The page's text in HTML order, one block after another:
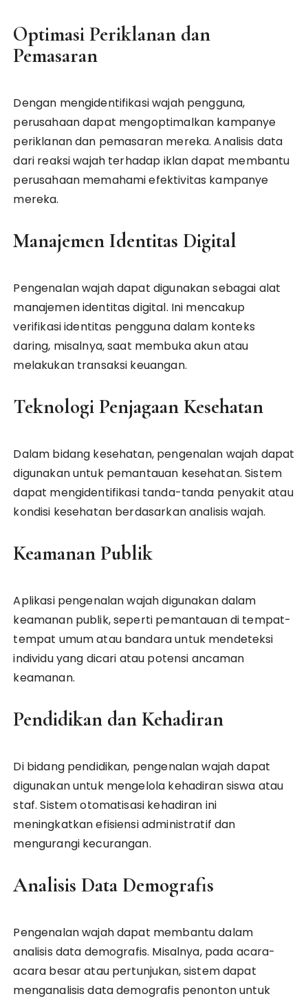
Optimasi Periklanan dan
Pemasaran
Dengan mengidentifikasi wajah pengguna,
perusahaan dapat mengoptimalkan kampanye
periklanan dan pemasaran mereka. Analisis data
dari reaksi wajah terhadap iklan dapat membantu
perusahaan memahami efektivitas kampanye
mereka.
Manajemen Identitas Digital
Pengenalan wajah dapat digunakan sebagai alat
manajemen identitas digital. Ini mencakup
verifikasi identitas pengguna dalam konteks
daring, misalnya, saat membuka akun atau
melakukan transaksi keuangan.
Teknologi Penjagaan Kesehatan
Dalam bidang kesehatan, pengenalan wajah dapat
digunakan untuk pemantauan kesehatan. Sistem
dapat mengidentifikasi tanda-tanda penyakit atau
kondisi kesehatan berdasarkan analisis wajah.
Keamanan Publik
Aplikasi pengenalan wajah digunakan dalam
keamanan publik, seperti pemantauan di tempat-
tempat umum atau bandara untuk mendeteksi
individu yang dicari atau potensi ancaman
keamanan.
Pendidikan dan Kehadiran
Di bidang pendidikan, pengenalan wajah dapat
digunakan untuk mengelola kehadiran siswa atau
staf. Sistem otomatisasi kehadiran ini
meningkatkan efisiensi administratif dan
mengurangi kecurangan.
Analisis Data Demografis
Pengenalan wajah dapat membantu dalam
analisis data demografis. Misalnya, pada acara-
acara besar atau pertunjukan, sistem dapat
menganalisis data demografis penonton untuk